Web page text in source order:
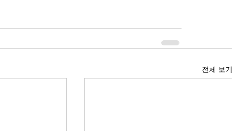
전체 보기